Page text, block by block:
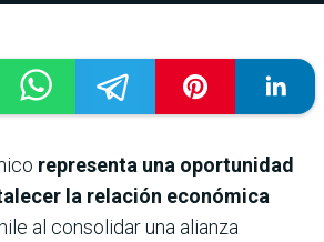
representa una oportunidad
la relación económica
al consolidar una alianza